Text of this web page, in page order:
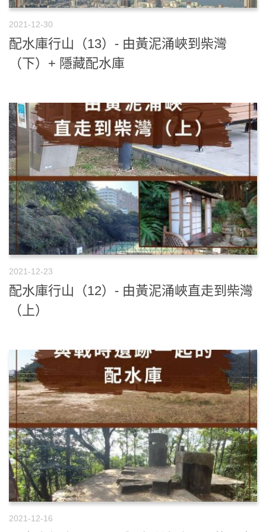
2021-12-30
配水庫行山（13）- 由黃泥涌峽到柴灣
（下）+ 隱藏配水庫
2021-12-23
配水庫行山（12）- 由黃泥涌峽直走到柴灣
（上）
2021-12-16